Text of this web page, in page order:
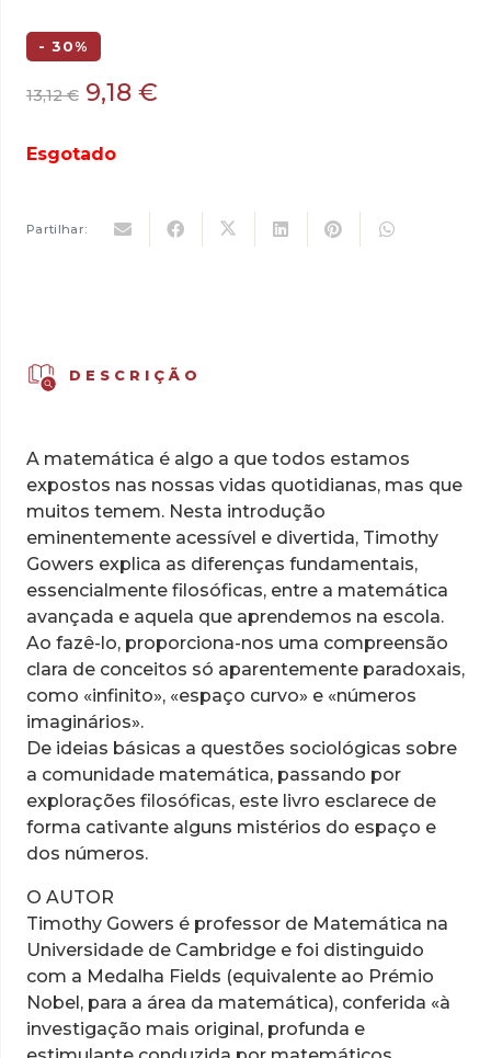
- 30%
13,12€ O
original
9,18 €
Esgotado
Partilhar:
DESCRIÇÃO
A matemática é algo a que todos estamos
expostos nas nossas vidas quotidianas, mas que
muitos temem. Nesta introdução
eminentemente acessível e divertida, Timothy
Gowers explica as diferenças fundamentais,
essencialmente filosóficas, entre a matemática
avançada e aquela que aprendemos na escola.
Ao fazê-lo, proporciona-nos uma compreensão
clara de conceitos só aparentemente paradoxais,
como «infinito», «espaço curvo» e «números
imaginários».
De ideias básicas a questões sociológicas sobre
a comunidade matemática, passando por
explorações filosóficas, este livro esclarece de
forma cativante alguns mistérios do espaço e
dos números.
O AUTOR
Timothy Gowers é professor de Matemática na
Universidade de Cambridge e foi distinguido
com a Medalha Fields (equivalente ao Prémio
Nobel, para a área da matemática), conferida «à
investigação mais original, profunda e